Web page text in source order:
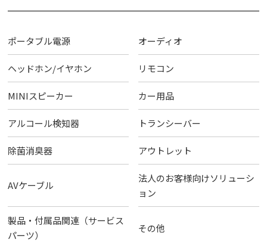
ポータブル電源 オーディオ
ヘッドホン/イヤホン リモコン
MINIスピーカー カー用品
アルコール検知器 トランシーバー
除菌消臭器 アウトレット
AVケーブル
法人のお客様向けソリューシ
ョン
製品・付属品関連（サービス
パーツ）
その他